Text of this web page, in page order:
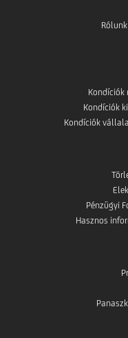
Rólunk
Kondíciók
Kondíciók
Kondíciók
Pénzügyi
Hasznos